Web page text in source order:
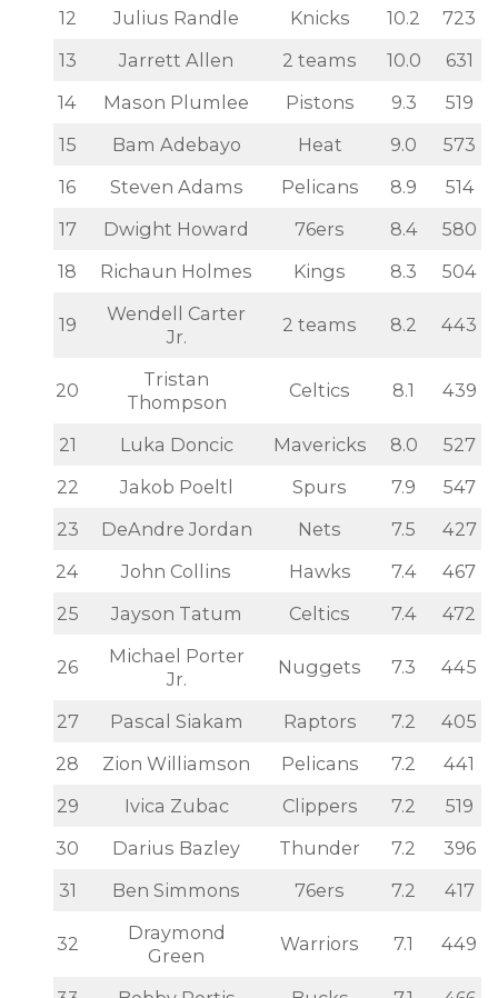
12
Julius Randle Knicks 10.2
723
13
Jarrett Allen 2 teams 10.0
631
14
Mason Plumlee Pistons 9.3
519
15
Bam Adebayo Heat 9.0
573
16
Steven Adams Pelicans 8.9 514
17
Dwight Howard 76ers 8.4
580
18
Richaun Holmes Kings 8.3 504
19
Wendell Carter
Jr.
2 teams 8.2 443
20
Tristan
Thompson
Celtics 8.1 439
21 Luka Doncic Mavericks 8.0
527
22
Jakob Poeltl Spurs 7.9
547
23
DeAndre Jordan Nets 7.5
427
24
John Collins Hawks 7.4
467
25
Jayson Tatum Celtics 7.4 472
26
Michael Porter
Jr.
Nuggets 7.3 445
27 Pascal Siakam Raptors 7.2
405
28
Zion Williamson Pelicans 7.2
441
29
Ivica Zubac Clippers 7.2
519
30
Darius Bazley Thunder 7.2
396
31
Ben Simmons 76ers 7.2 417
32
Draymond
Green
Warriors 7.1 449